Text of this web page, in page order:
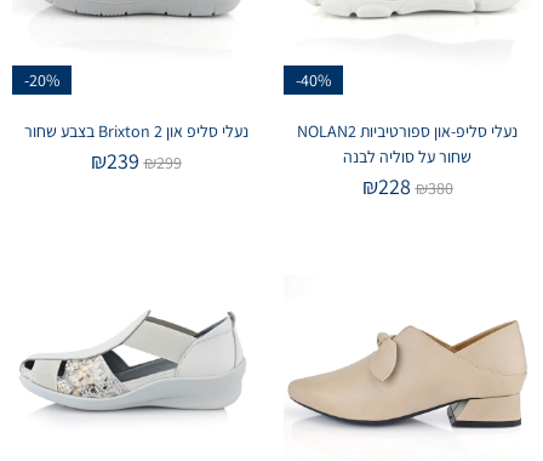
-40%
נעלי סליפ-און ספורטיביות NOLAN2
שחור על סוליה לבנה
₪380
₪228
-20%
נעלי סליפ און Brixton 2 בצבע שחור
₪299
₪239